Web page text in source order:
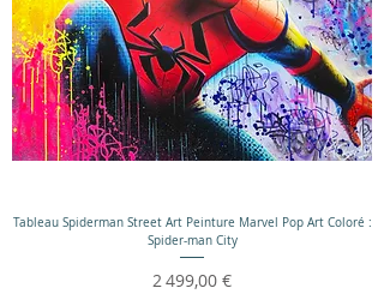
Tableau Spiderman Street Art Peinture Marvel Pop Art Coloré :
Spider-man City
Prix
2 499,00 €